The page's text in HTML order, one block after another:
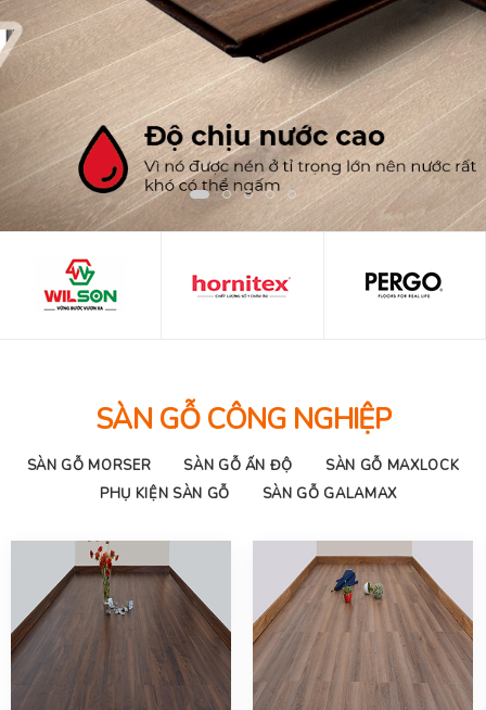
SÀN GỖ CÔNG NGHIỆP
SÀN GỖ MORSER SÀN GỖ ẤN ĐỘ
SÀN GỖ MAXLOCK
PHỤ KIỆN SÀN GỖ
SÀN GỖ GALAMAX